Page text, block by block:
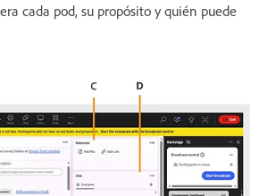
cada pod, su propósito y quién puede